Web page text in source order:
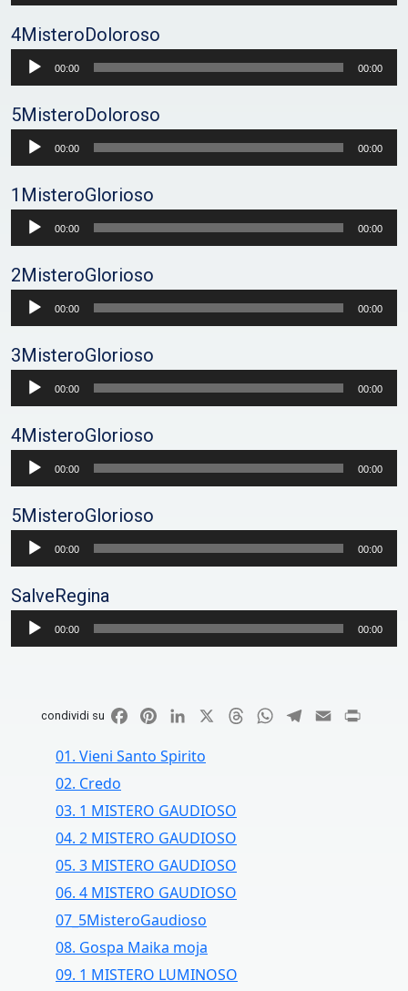
Player
4MisteroDoloroso
Audio
Player
00:00 00:00
5MisteroDoloroso
Audio
Player
00:00 00:00
1MisteroGlorioso
Audio
Player
00:00 00:00
2MisteroGlorioso
Audio
Player
00:00 00:00
3MisteroGlorioso
Audio
Player
00:00 00:00
4MisteroGlorioso
Audio
Player
00:00 00:00
5MisteroGlorioso
Audio
Player
00:00 00:00
SalveRegina
Audio
Player
00:00 00:00
condividi su FacebookPinterestLinkedIn ThreadsWhatsApp
Telegram
Email
01. Vieni Santo Spirito
02. Credo
03. 1 MISTERO GAUDIOSO
04. 2 MISTERO GAUDIOSO
05. 3 MISTERO GAUDIOSO
06. 4 MISTERO GAUDIOSO
07_5MisteroGaudioso
08. Gospa Maika moja
09. 1 MISTERO LUMINOSO